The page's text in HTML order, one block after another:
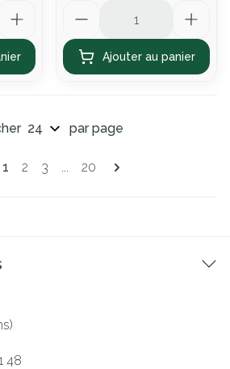
Ajouter au panier
Pages
Vous lisez actuellement la page
1 Page
2 Page
3 ... Page
20
par page
48